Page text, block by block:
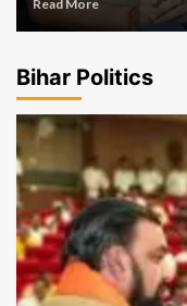
Read More
Bihar Politics